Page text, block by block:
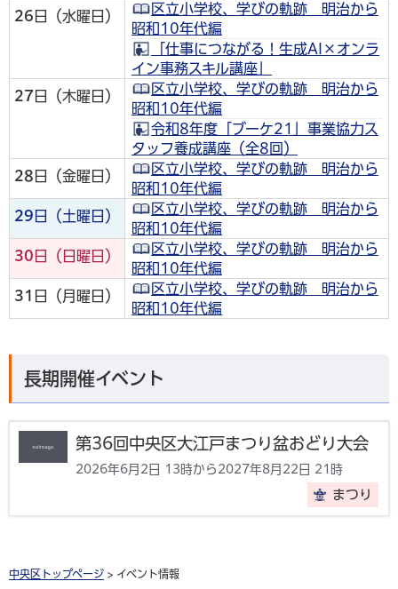
26 日（水曜日）
区立小学校、学びの軌跡 明治から
昭和10年代編
「仕事につながる！生成AI×オンラ
イン事務スキル講座」
27日（木曜日）
区立小学校、学びの軌跡 明治から
昭和10年代編
令和8年度「ブーケ21」事業協力ス
タッフ養成講座（全8回）
28 日（金曜日）
区立小学校、学びの軌跡 明治から
昭和10年代編
29 日（土曜日）
区立小学校、学びの軌跡 明治から
昭和10年代編
30 日（日曜日）
区立小学校、学びの軌跡 明治から
昭和10年代編
31 日（月曜日）
区立小学校、学びの軌跡 明治から
昭和10年代編
長期開催イベント
第36回中央区大江戸まつり盆おどり大会
2026年6月2日 13時から2027年8月22日 21時
まつり
中央区トップページ > イベント情報